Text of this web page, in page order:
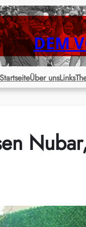
DEM
StartseiteÜber unsLinks